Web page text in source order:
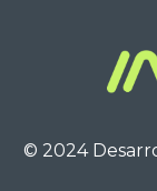
© 2024